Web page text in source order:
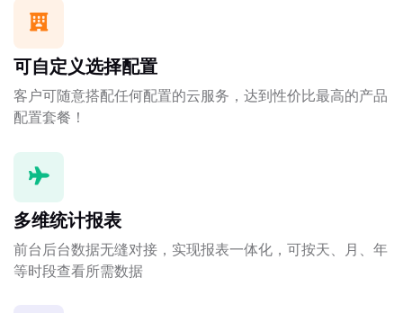
可自定义选择配置
客户可随意搭配任何配置的云服务，达到性价比最高的产品
配置套餐！
多维统计报表
前台后台数据无缝对接，实现报表一体化，可按天、月、年
等时段查看所需数据